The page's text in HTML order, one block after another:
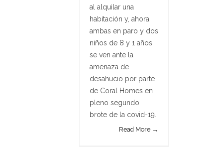
al alquilar una
habitación y, ahora
ambas en paro y dos
niños de 8 y 1 años
se ven ante la
amenaza de
desahucio por parte
de Coral Homes en
pleno segundo
brote de la covid-19.
Read More →